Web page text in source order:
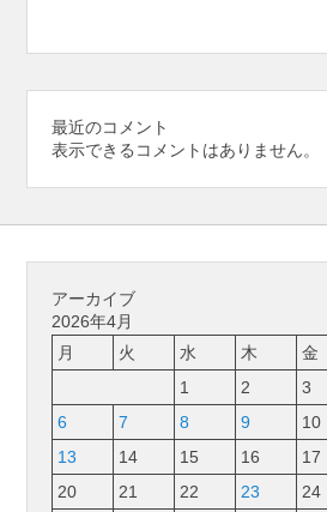
最近のコメント
表示できるコメントはありません。
アーカイブ
2026年4月
月
火 水 木 金
1
2 3
6
7 8 9 10
13
14 15 16 17
20
21 22 23 24